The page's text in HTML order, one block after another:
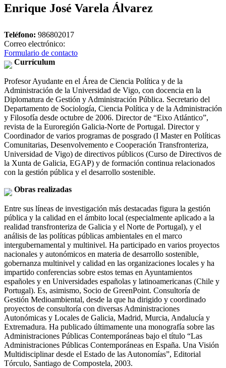
Enrique José Varela Álvarez
Teléfono: 986802017
Correo electrónico:
Formulario de contacto
Currículum
Profesor Ayudante en el Área de Ciencia Política y de la
Administración de la Universidad de Vigo, con docencia en la
Diplomatura de Gestión y Administración Pública. Secretario del
Departamento de Sociología, Ciencia Política y de la Administración
y Filosofía desde octubre de 2006. Director de “Eixo Atlántico”,
revista de la Euroregión Galicia-Norte de Portugal. Director y
Coordinador de varios programas de posgrado (I Master en Políticas
Comunitarias, Desenvolvemento e Cooperación Transfronteriza,
Universidad de Vigo) de directivos públicos (Curso de Directivos de
la Xunta de Galicia, EGAP) y de formación continua relacionados
con la gestión pública y el desarrollo sostenible.
Obras realizadas
Entre sus líneas de investigación más destacadas figura la gestión
pública y la calidad en el ámbito local (especialmente aplicado a la
realidad transfronteriza de Galicia y el Norte de Portugal), y el
análisis de las políticas públicas ambientales en el marco
intergubernamental y multinivel. Ha participado en varios proyectos
nacionales y autonómicos en materia de desarrollo sostenible,
gobernanza multinivel y calidad en las organizaciones locales y ha
impartido conferencias sobre estos temas en Ayuntamientos
españoles y en Universidades españolas y latinoamericanas (Chile y
Portugal). Es, asimismo, Socio de GreenPoint. Consultoría de
Gestión Medioambiental, desde la que ha dirigido y coordinado
proyectos de consultoría con diversas Administraciones
Autonómicas y Locales de Galicia, Madrid, Murcia, Andalucía y
Extremadura. Ha publicado últimamente una monografía sobre las
Administraciones Públicas Contemporáneas bajo el título “Las
Administraciones Públicas Contemporáneas en España. Una Visión
Multidisciplinar desde el Estado de las Autonomías”, Editorial
Tórculo, Santiago de Compostela, 2003.